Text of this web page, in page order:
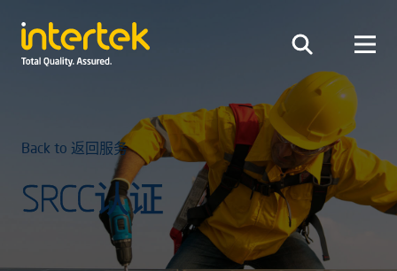
Back to 返回服务
SRCC认证